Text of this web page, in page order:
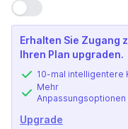
Einstellung verwenden
Erhalten Sie Zugang
Ihren Plan upgraden.
10-mal intelligentere
Mehr
Anpassungsoptionen
Upgrade